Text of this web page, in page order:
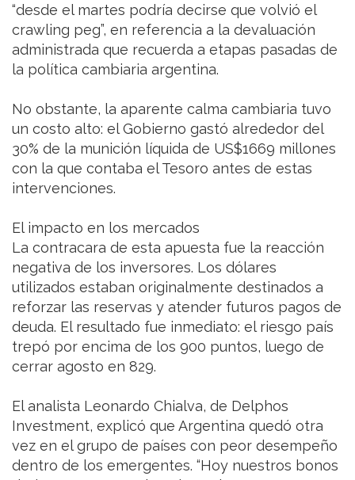
“desde el martes podría decirse que volvió el
crawling peg”, en referencia a la devaluación
administrada que recuerda a etapas pasadas de
la política cambiaria argentina.
No obstante, la aparente calma cambiaria tuvo
un costo alto: el Gobierno gastó alrededor del
30% de la munición líquida de US$1669 millones
con la que contaba el Tesoro antes de estas
intervenciones.
El impacto en los mercados
La contracara de esta apuesta fue la reacción
negativa de los inversores. Los dólares
utilizados estaban originalmente destinados a
reforzar las reservas y atender futuros pagos de
deuda. El resultado fue inmediato: el riesgo país
trepó por encima de los 900 puntos, luego de
cerrar agosto en 829.
El analista Leonardo Chialva, de Delphos
Investment, explicó que Argentina quedó otra
vez en el grupo de países con peor desempeño
dentro de los emergentes. “Hoy nuestros bonos